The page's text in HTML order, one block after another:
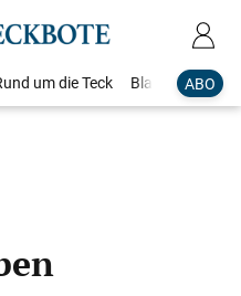
ABO
um die Teck Blaulicht